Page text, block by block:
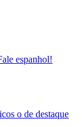
espanhol!
o de destaque